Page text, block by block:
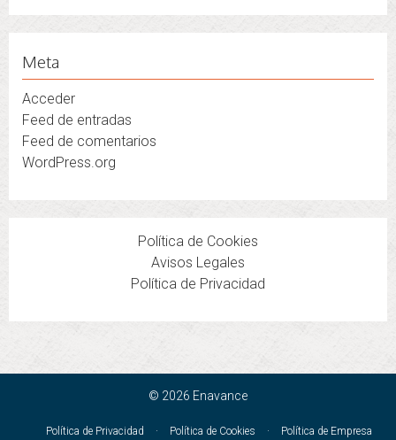
Meta
Acceder
Feed de entradas
Feed de comentarios
WordPress.org
Política de Cookies
Avisos Legales
Política de Privacidad
© 2026 Enavance
Política de Privacidad · Política de Cookies ·
Política de Empresa